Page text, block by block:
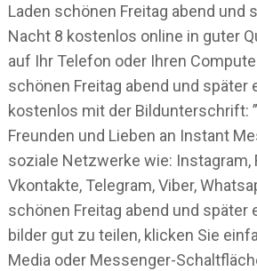
Laden schönen Freitag abend und
Nacht 8 kostenlos online in guter
auf Ihr Telefon oder Ihren
schönen Freitag abend und später
kostenlos mit der Bildunterschrift:
Freunden und Lieben an Instant
soziale Netzwerke wie: Instagram,
Vkontakte, Telegram, Viber,
schönen Freitag abend und später
bilder gut zu teilen, klicken Sie
Media oder Messenger-